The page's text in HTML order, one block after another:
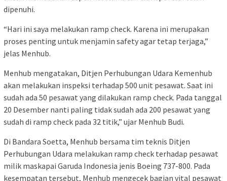
dipenuhi.
“Hari ini saya melakukan ramp check. Karena ini merupakan
proses penting untuk menjamin safety agar tetap terjaga,”
jelas Menhub.
Menhub mengatakan, Ditjen Perhubungan Udara Kemenhub
akan melakukan inspeksi terhadap 500 unit pesawat. Saat ini
sudah ada 50 pesawat yang dilakukan ramp check. Pada tanggal
20 Desember nanti paling tidak sudah ada 200 pesawat yang
sudah di ramp check pada 32 titik,” ujar Menhub Budi.
Di Bandara Soetta, Menhub bersama tim teknis Ditjen
Perhubungan Udara melakukan ramp check terhadap pesawat
milik maskapai Garuda Indonesia jenis Boeing 737-800. Pada
kesempatan tersebut, Menhub mengecek bagian vital pesawat